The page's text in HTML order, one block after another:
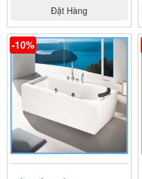
Đặt Hàng
-10%